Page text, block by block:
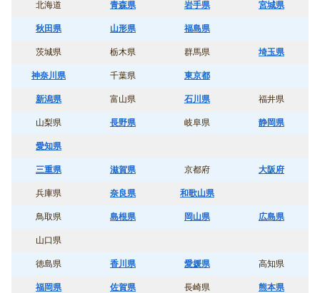
北海道 青森県 岩手県 宮城県
秋田県 山形県 福島県
茨城県 栃木県 群馬県 埼玉県
神奈川県 千葉県 東京都
新潟県 富山県 石川県 福井県
山梨県 長野県 岐阜県 静岡県
愛知県
三重県 滋賀県 京都府 大阪府
兵庫県 奈良県 和歌山県
鳥取県 島根県 岡山県 広島県
山口県
徳島県 香川県 愛媛県 高知県
福岡県 佐賀県 長崎県 熊本県